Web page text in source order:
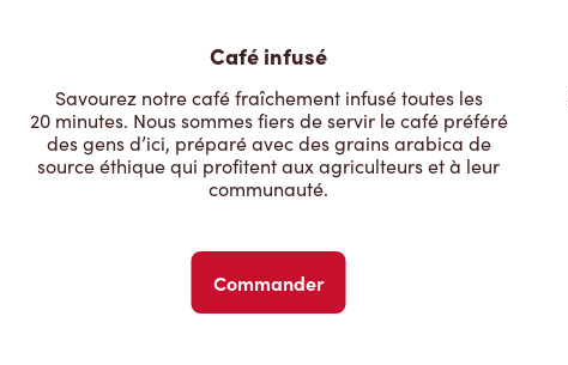
Café infusé
Savourez notre café fraîchement infusé toutes les
20 minutes. Nous sommes fiers de servir le café préféré
des gens d’ici, préparé avec des grains arabica de
source éthique qui profitent aux agriculteurs et à leur
communauté.
Commander